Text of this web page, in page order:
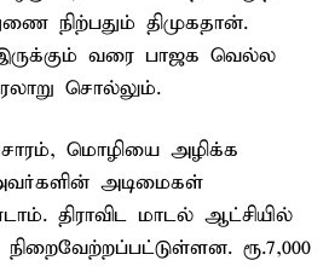
நிற்பதும் திமுகதான்.
இருக்கும் வரை பாஜக வெல்ல
சொல்லும்.
மொழியை அழிக்க
அடிமைகள்
திராவிட மாடல் ஆட்சியில்
ரூ.7,000